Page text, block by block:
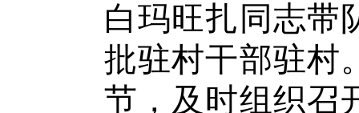
白玛旺扎同志带
批驻村干部驻村
节，及时组织召